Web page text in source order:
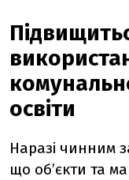
освіти
Наразі чинним
що об’єкти та